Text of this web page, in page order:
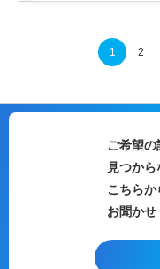
ピーダンスのばらつ
パックに組
・AGV・フォーク
・長期在庫品の補充
製品 の寿
スポット試験：数
1 2
ご希望
見つから
こちら
お聞か